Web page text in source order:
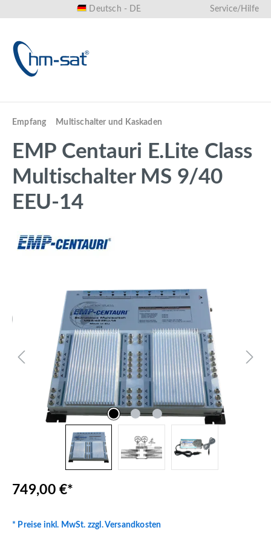
Deutsch - DE Service/Hilfe
Empfang Multischalter und Kaskaden
EMP Centauri E.Lite Class
Multischalter MS 9/40
EEU-14
Bildergalerie überspringen
749,00 €*
* Preise inkl. MwSt. zzgl. Versandkosten